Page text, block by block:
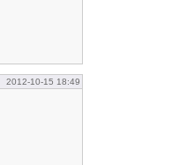
2012-10-15 18:49